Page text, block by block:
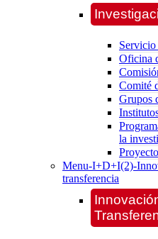
Oficina
Comité
Grupos
la
Menu-I+D+I(2)-
transferencia